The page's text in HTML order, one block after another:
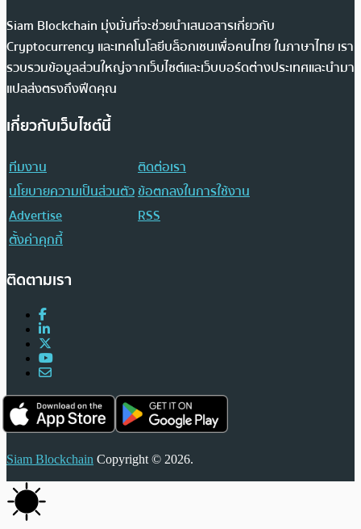
Siam Blockchain มุ่งมั่นที่จะช่วยนำเสนอสารเกี่ยวกับ
Cryptocurrency และเทคโนโลยีบล็อกเชนเพื่อคนไทย ในภาษาไทย เรา
รวบรวมข้อมูลส่วนใหญ่จากเว็บไซต์และเว็บบอร์ดต่างประเทศและนำมา
แปลส่งตรงถึงฟีดคุณ
เกี่ยวกับเว็บไซต์นี้
ทีมงาน
ติดต่อเรา
นโยบายความเป็นส่วนตัวข้อตกลงในการใช้งาน
Advertise
RSS
ตั้งค่าคุกกี้
ติดตามเรา
Siam Blockchain Copyright © 2026.